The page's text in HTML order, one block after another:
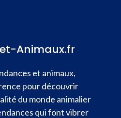
Animaux.fr
et animaux,
pour découvrir
du monde animalier
qui font vibrer